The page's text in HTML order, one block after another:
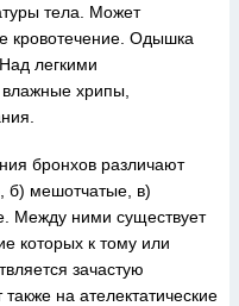
тела. Может
кровотечение. Одышка
легкими
хрипы,
бронхов различают
б) мешотчатые, в)
Между ними существует
которых к тому или
зачастую
на ателектатические